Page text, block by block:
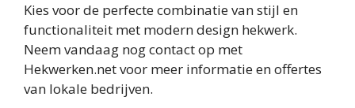
Kies voor de perfecte combinatie van stijl en
functionaliteit met modern design hekwerk.
Neem vandaag nog contact op met
Hekwerken.net voor meer informatie en offertes
van lokale bedrijven.